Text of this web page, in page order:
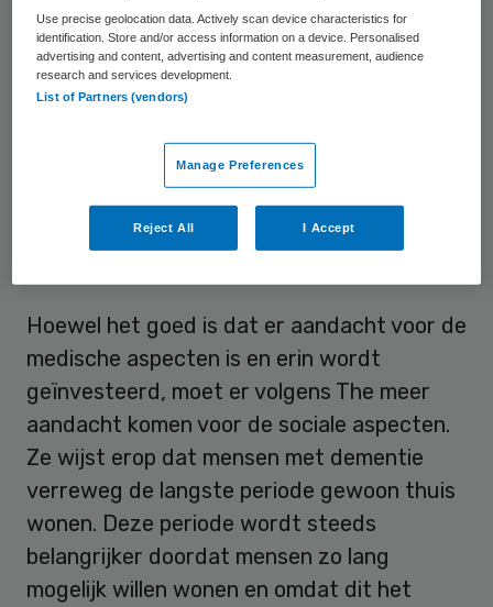
psychologische- en sociale domein. Het idee
hiervoor de sociale benadering komt voort
uit het onderzoek van Anne-Mei The naar
praktische oplossingen om een betere
leefwereld te creëren voor mensen met
dementie en hun naasten. Dit onderzoek
verricht zij in het kader van de Proeftuin
Hoewel het goed is dat er aandacht voor de
medische aspecten is en erin wordt
geïnvesteerd, moet er volgens The meer
aandacht komen voor de sociale aspecten.
Ze wijst erop dat mensen met dementie
verreweg de langste periode gewoon thuis
wonen. Deze periode wordt steeds
belangrijker doordat mensen zo lang
mogelijk willen wonen en omdat dit het
Use precise geolocation data. Actively scan device characteristics for
identification. Store and/or access information on a device. Personalised
advertising and content, advertising and content measurement, audience
research and services development.
List of Partners (vendors)
Manage Preferences
Reject All I Accept